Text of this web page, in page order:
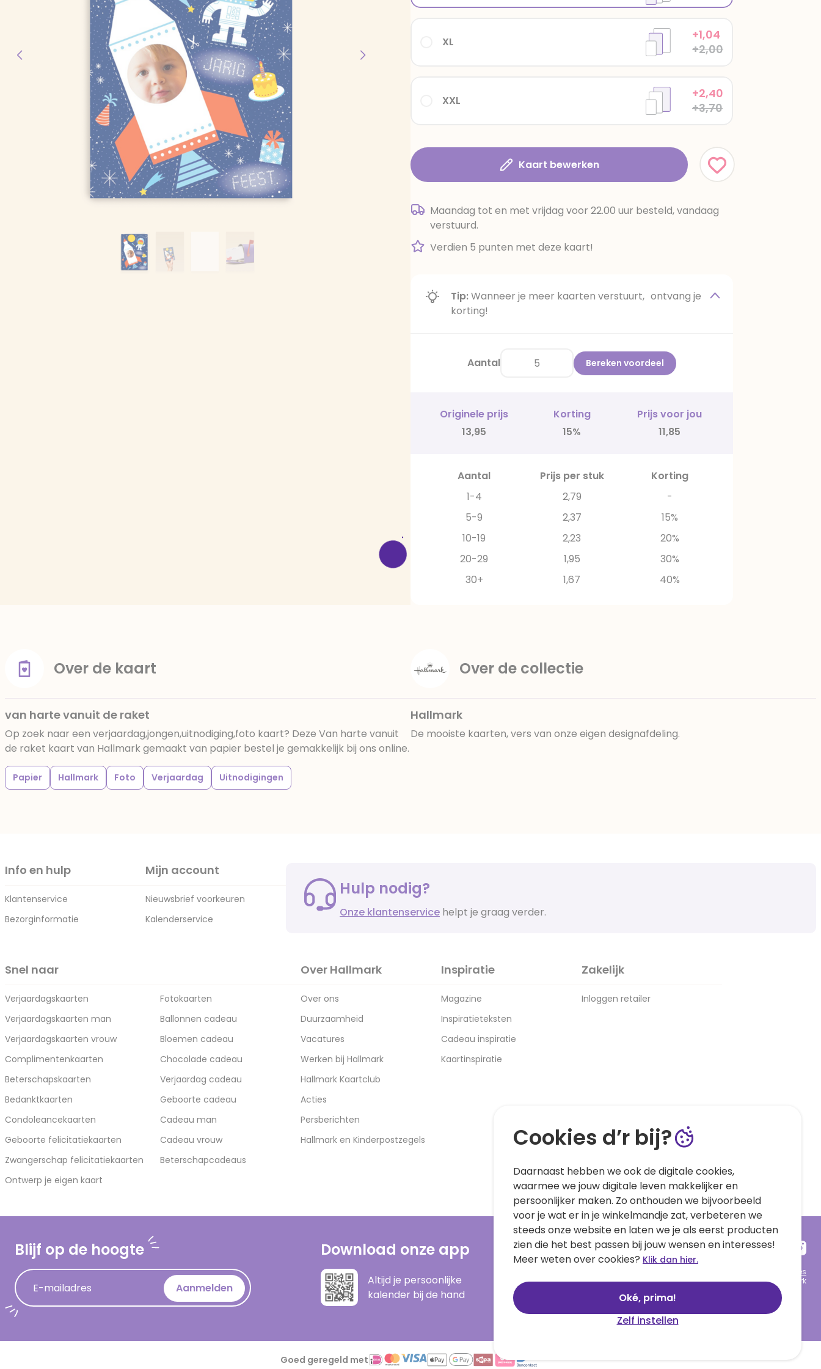
XXL
+2,40
+3,70
XL
+1,04
+2,00
Kaart bewerken
Maandag tot en met vrijdag voor 22.00 uur besteld, vandaag
verstuurd.
Verdien 5 punten met deze kaart!
Tip:Wanneer je meer kaarten verstuurt, ontvang je
korting!
Aantal Bereken voordeel
Originele prijs Korting
Prijs voor jou
13,95
15% 11,85
Aantal Prijs per stuk
Korting
1-4
2,79
-
5-9
2,37
15%
10-19
2,23
20%
20-29
1,95
30%
30+
1,67 40%
Over de kaart
van harte vanuit de raket
Op zoek naar een verjaardag,jongen,uitnodiging,foto kaart? Deze Van harte vanuit
de raket kaart van Hallmark gemaakt van papier bestel je gemakkelijk bij ons online.
Papier Hallmark Foto Verjaardag Uitnodigingen
Over de collectie
Hallmark
De mooiste kaarten, vers van onze eigen designafdeling.
Info en hulp
Klantenservice
Bezorginformatie
Mijn account
Nieuwsbrief voorkeuren
Kalenderservice
Hulp nodig?
Onze klantenservice helpt je graag verder.
Snel naar
Verjaardagskaarten
Verjaardagskaarten man
Verjaardagskaarten vrouw
Complimentenkaarten
Beterschapskaarten
Bedanktkaarten
Condoleancekaarten
Geboorte felicitatiekaarten
Zwangerschap felicitatiekaarten
Ontwerp je eigen kaart
Fotokaarten
Ballonnen cadeau
Bloemen cadeau
Chocolade cadeau
Verjaardag cadeau
Geboorte cadeau
Cadeau man
Cadeau vrouw
Beterschapcadeaus
Over Hallmark
Over ons
Duurzaamheid
Vacatures
Werken bij Hallmark
Hallmark Kaartclub
Acties
Persberichten
Hallmark en Kinderpostzegels
Inspiratie
Magazine
Inspiratieteksten
Cadeau inspiratie
Kaartinspiratie
Zakelijk
Inloggen retailer
Blijf op de hoogte
E-mailadres Aanmelden
Download onze app
Altijd je persoonlijke
kalender bij de hand
Cookies
© 1999 - 2025 Hallmark
Goed geregeld met
Cookies d’r bij?
Daarnaast hebben we ook de digitale cookies,
waarmee we jouw digitale leven makkelijker en
persoonlijker maken. Zo onthouden we bijvoorbeeld
voor je wat er in je winkelmandje zat, verbeteren we
steeds onze website en laten we je als eerst producten
zien die het best passen bij jouw wensen en interesses!
Meer weten over cookies? Klik dan hier.
Oké, prima!
Zelf instellen